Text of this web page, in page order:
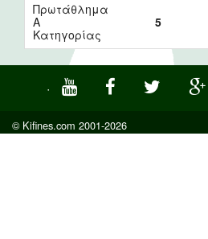
Πρωτάθλημα
Α
Κατηγορίας
5
·
© Kifines.com 2001-2026